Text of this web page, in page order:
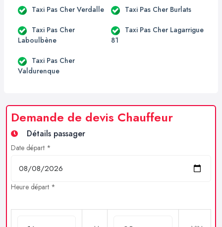
Taxi Pas Cher Verdalle Taxi Pas Cher Burlats
Taxi Pas Cher
Laboulbène
Taxi Pas Cher Lagarrigue
81
Taxi Pas Cher
Valdurenque
Demande de devis Chauffeur
Détails passager
Date départ *
Heure départ *